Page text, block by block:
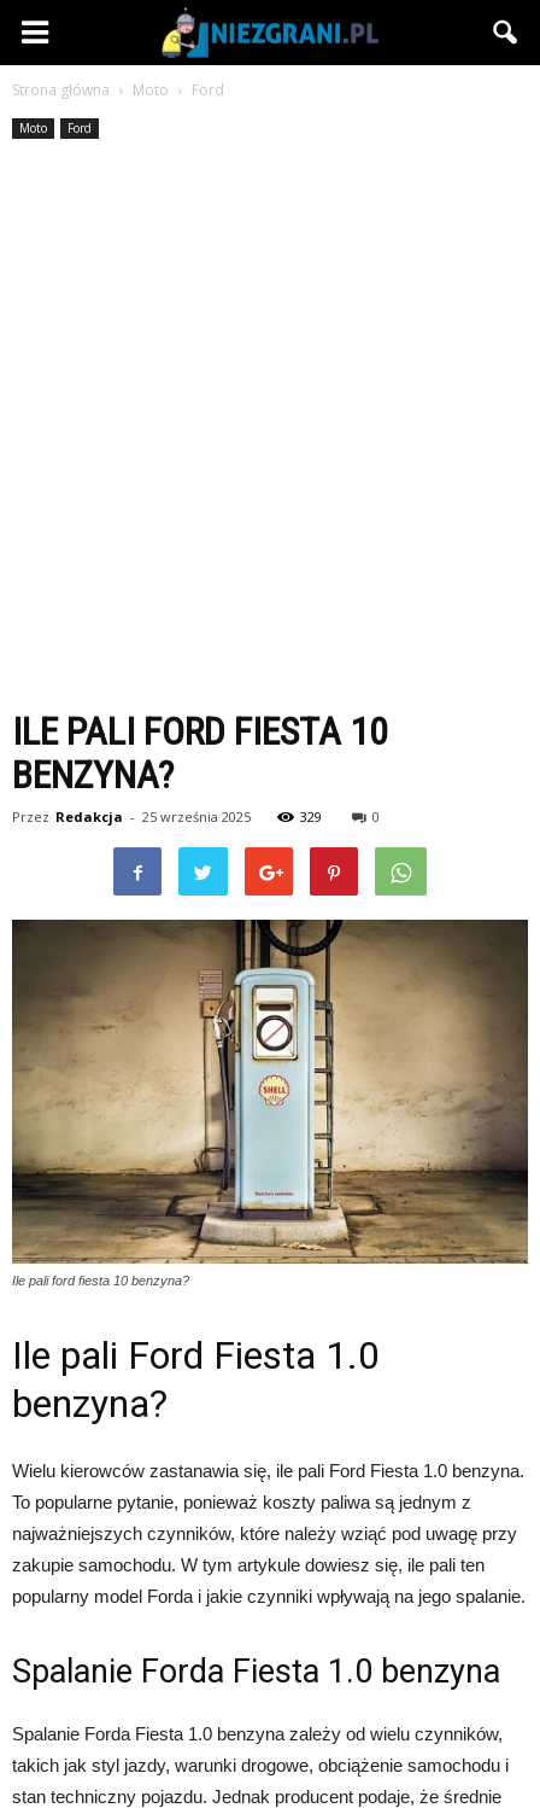
Niezgrani.pl
Strona główna Moto Ford
Moto Ford
ILE PALI FORD FIESTA 10
BENZYNA?
Przez Redakcja - 25 września 2025 329 0
Ile pali ford fiesta 10 benzyna?
Ile pali Ford Fiesta 1.0
benzyna?
Wielu kierowców zastanawia się, ile pali Ford Fiesta 1.0 benzyna.
To popularne pytanie, ponieważ koszty paliwa są jednym z
najważniejszych czynników, które należy wziąć pod uwagę przy
zakupie samochodu. W tym artykule dowiesz się, ile pali ten
popularny model Forda i jakie czynniki wpływają na jego spalanie.
Spalanie Forda Fiesta 1.0 benzyna
Spalanie Forda Fiesta 1.0 benzyna zależy od wielu czynników,
takich jak styl jazdy, warunki drogowe, obciążenie samochodu i
stan techniczny pojazdu. Jednak producent podaje, że średnie